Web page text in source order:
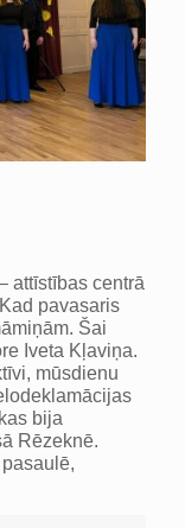
attīstības centrā
pavasaris
Šai
Iveta Kļaviņa.
mūsdienu
bija
Rēzeknē.